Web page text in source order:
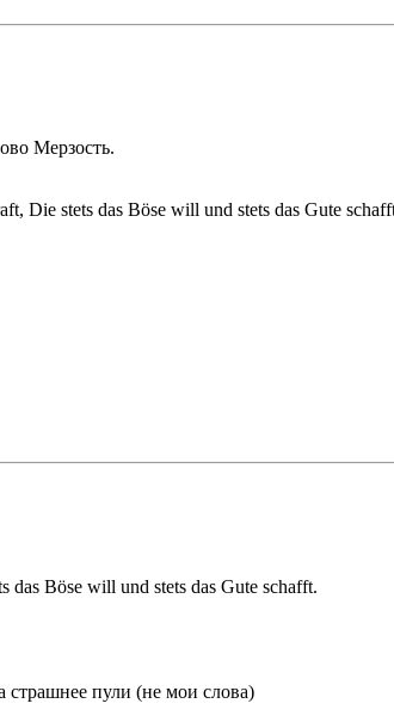
Мерзость.
Die stets das Böse will und stets das Gute
das Böse will und stets das Gute schafft.
пули (не мои слова)